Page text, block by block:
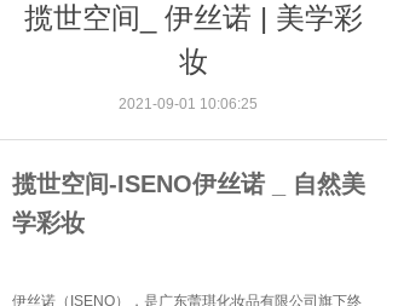
揽世空间_ 伊丝诺 | 美学彩
妆
2021-09-01 10:06:25
揽世空间-ISENO伊丝诺 _ 自然美
学彩妆
伊丝诺（ISENO），是广东蕾琪化妆品有限公司旗下终